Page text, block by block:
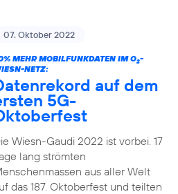
07. Oktober 2022
MEHR MOBILFUNKDATEN IM O2-
NETZ:
auf dem
5G-
Wiesn-Gaudi 2022 ist vorbei. 17
lang strömten
aus aller Welt
das 187. Oktoberfest und teilten